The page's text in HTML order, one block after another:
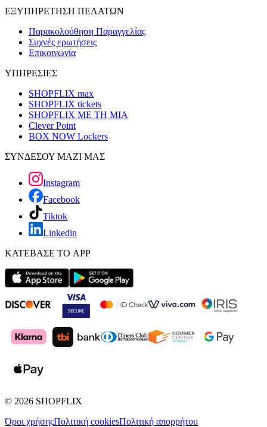
ΕΞΥΠΗΡΕΤΗΣΗ ΠΕΛΑΤΩΝ
Παρακολούθηση Παραγγελίας
Συχνές ερωτήσεις
Επικοινωνία
ΥΠΗΡΕΣΙΕΣ
SHOPFLIX max
SHOPFLIX tickets
SHOPFLIX ΜΕ ΤΗ ΜΙΑ
Clever Point
BOX NOW Lockers
ΣΥΝΔΕΣΟΥ ΜΑΖΙ ΜΑΣ
Instagram
Facebook
Tiktok
Linkedin
ΚΑΤΕΒΑΣΕ ΤΟ APP
© 2026 SHOPFLIX
Όροι χρήσηςΠολιτική cookiesΠολιτική απορρήτου